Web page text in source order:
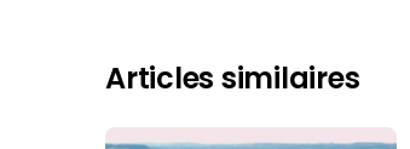
Articles similaires